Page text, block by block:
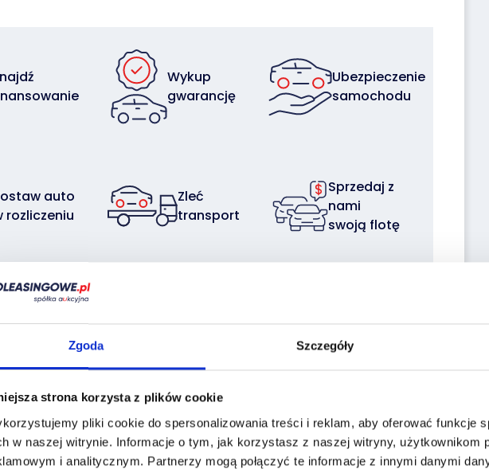
Zgoda Szczegóły
strona korzysta z plików cookie
pliki cookie do spersonalizowania treści i reklam, aby oferować funkcje
w naszej witrynie. Informacje o tym, jak korzystasz z naszej witryny, użytkownikom
i analitycznym. Partnerzy mogą połączyć te informacje z innymi danymi
Wykup
gwarancję
Ubezpieczenie
samochodu
auto
rozliczeniu
Zleć
transport
Sprzedaj z
nami
swoją flotę
of
On the historiapojazd.gov.pl website enter the
data:
Reg. No.:
ZK64494
VIN No.:
ZCFD55D8095774019